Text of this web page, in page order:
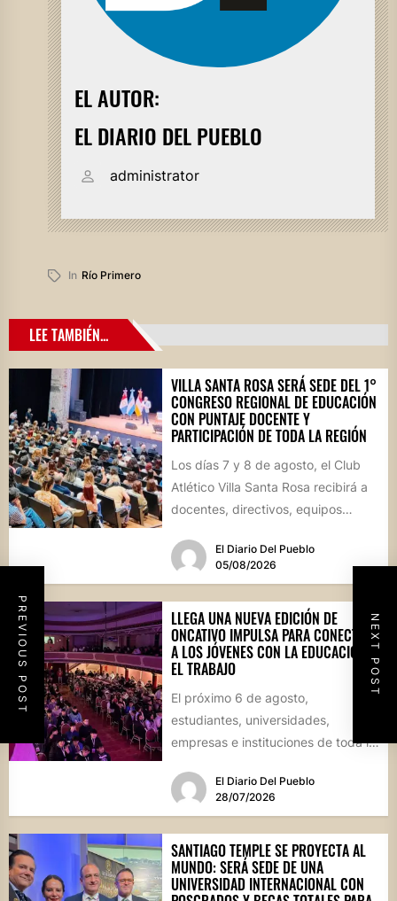
EL AUTOR:
EL DIARIO DEL PUEBLO
administrator
In Río Primero
PREVIOUS POST NEXT POST
LEE TAMBIÉN...
VILLA SANTA ROSA SERÁ SEDE DEL 1°
CONGRESO REGIONAL DE EDUCACIÓN
CON PUNTAJE DOCENTE Y
PARTICIPACIÓN DE TODA LA REGIÓN
Los días 7 y 8 de agosto, el Club
Atlético Villa Santa Rosa recibirá a
docentes, directivos, equipos
El Diario Del Pueblo
05/08/2026
LLEGA UNA NUEVA EDICIÓN DE
ONCATIVO IMPULSA PARA CONECTAR
A LOS JÓVENES CON LA EDUCACIÓN Y
EL TRABAJO
El próximo 6 de agosto,
estudiantes, universidades,
empresas e instituciones de toda la
que...
El Diario Del Pueblo
28/07/2026
SANTIAGO TEMPLE SE PROYECTA AL
MUNDO: SERÁ SEDE DE UNA
UNIVERSIDAD INTERNACIONAL CON